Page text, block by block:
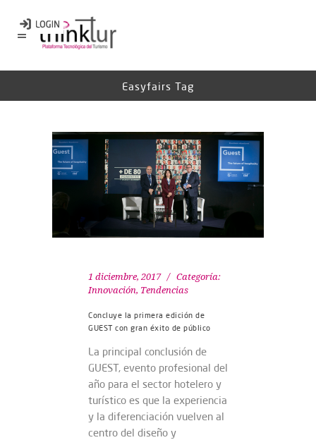
Easyfairs Tag
1 diciembre, 2017
Categoría:
Innovación, Tendencias
Concluye la primera edición de
GUEST con gran éxito de público
La principal conclusión de
GUEST, evento profesional del
año para el sector hotelero y
turístico es que la experiencia
y la diferenciación vuelven al
centro del diseño y